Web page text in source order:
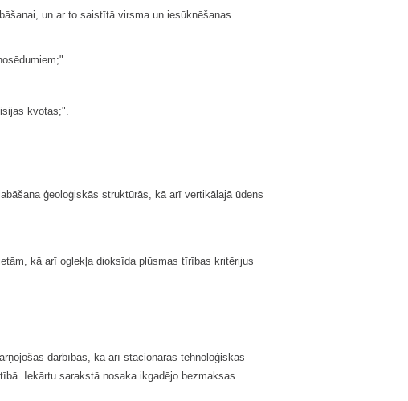
un ar to saistītā virsma un iesūknēšanas
kvotas;".
ģeoloģiskās struktūrās, kā arī vertikālajā ūdens
kā arī oglekļa dioksīda plūsmas tīrības kritērijus
darbības, kā arī stacionārās tehnoloģiskās
Iekārtu sarakstā nosaka ikgadējo bezmaksas